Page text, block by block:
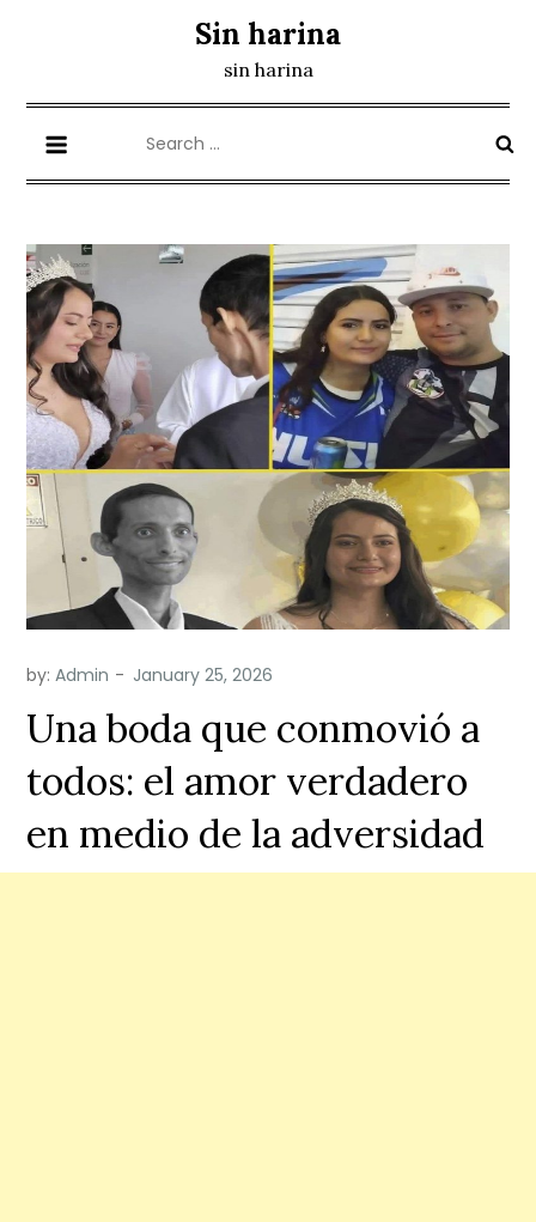
Sin harina
sin harina
for:
by:Admin
Una boda que conmovió a
todos: el amor verdadero
en medio de la adversidad